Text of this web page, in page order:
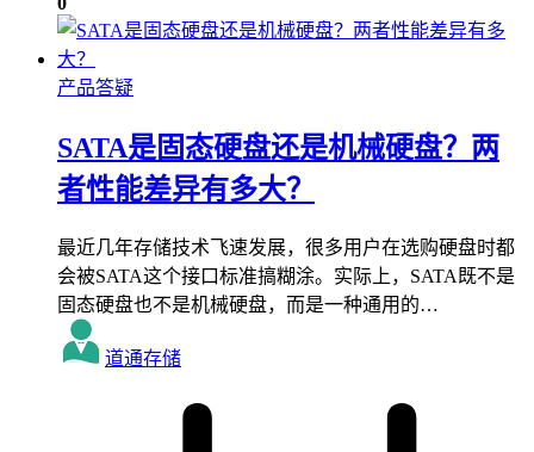
产品答疑
SATA是固态硬盘还是机械硬盘？两
者性能差异有多大？
最近几年存储技术飞速发展，很多用户在选购硬盘时都
会被SATA这个接口标准搞糊涂。实际上，SATA既不是
固态硬盘也不是机械硬盘，而是一种通用的…
道通存储